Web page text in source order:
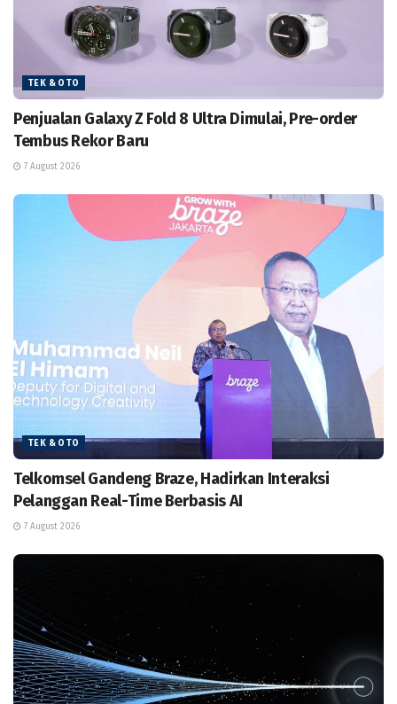
TEK & OTO
Penjualan Galaxy Z Fold 8 Ultra Dimulai, Pre-order
Tembus Rekor Baru
7 August 2026
TEK & OTO
Telkomsel Gandeng Braze, Hadirkan Interaksi
Pelanggan Real-Time Berbasis AI
7 August 2026